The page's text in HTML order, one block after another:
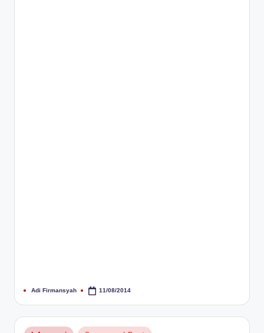
Posted
Adi Firmansyah 11/08/2014